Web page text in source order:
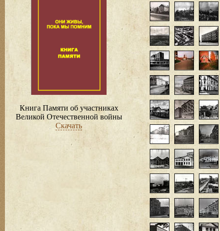
Книга Памяти об участниках
Великой Отечественной войны
Скачать